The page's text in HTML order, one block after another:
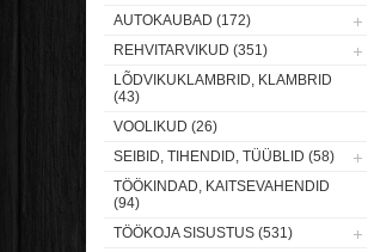
AUTOKAUBAD (172)
REHVITARVIKUD (351)
LÕDVIKUKLAMBRID, KLAMBRID
(43)
VOOLIKUD (26)
SEIBID, TIHENDID, TÜÜBLID (58)
TÖÖKINDAD, KAITSEVAHENDID
(94)
TÖÖKOJA SISUSTUS (531)